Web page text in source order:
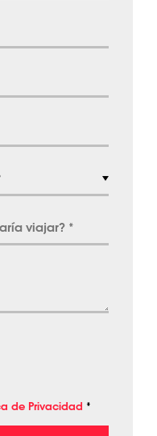
de Privacidad *